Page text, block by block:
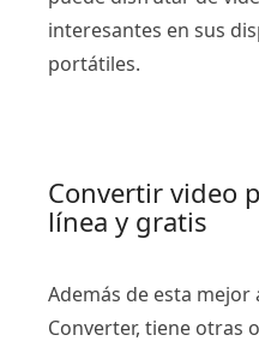
interesantes en sus
portátiles.
Convertir video
línea y gratis
Además de esta
Converter, tiene otras